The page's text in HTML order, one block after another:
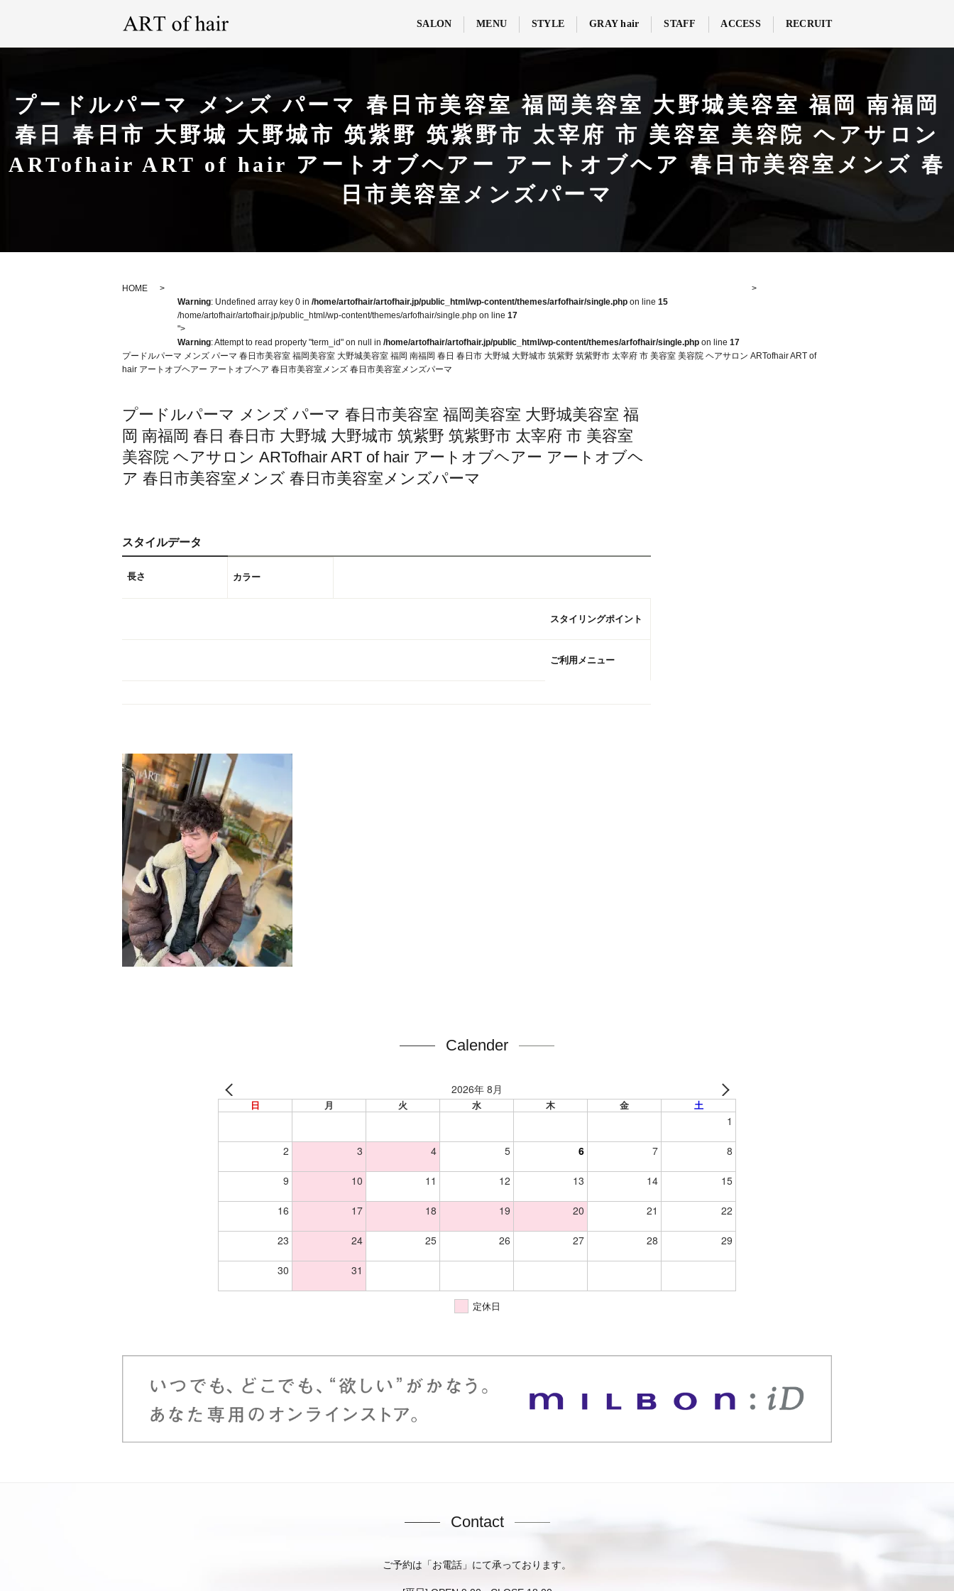
SALON MENU STYLE GRAY hair STAFF ACCESS RECRUIT
プードルパーマ メンズ パーマ 春日市美容室 福岡美容室 大野城美容室 福岡 南福岡
春日 春日市 大野城 大野城市 筑紫野 筑紫野市 太宰府 市 美容室 美容院 ヘアサロン
ARTofhair ART of hair アートオブヘアー アートオブヘア 春日市美容室メンズ 春
日市美容室メンズパーマ
HOME
Warning: Undefined array key 0 in /home/artofhair/artofhair.jp/public_html/wp-content/themes/arfofhair/single.php on line 15
/home/artofhair/artofhair.jp/public_html/wp-content/themes/arfofhair/single.php on line 17
">
Warning: Attempt to read property "term_id" on null in /home/artofhair/artofhair.jp/public_html/wp-content/themes/arfofhair/single.php on line 17
プードルパーマ メンズ パーマ 春日市美容室 福岡美容室 大野城美容室 福岡 南福岡 春日 春日市 大野城 大野城市 筑紫野 筑紫野市 太宰府 市 美容室 美容院 ヘアサロン ARTofhair ART of
hair アートオブヘアー アートオブヘア 春日市美容室メンズ 春日市美容室メンズパーマ
プードルパーマ メンズ パーマ 春日市美容室 福岡美容室 大野城美容室 福
岡 南福岡 春日 春日市 大野城 大野城市 筑紫野 筑紫野市 太宰府 市 美容室
美容院 ヘアサロン ARTofhair ART of hair アートオブヘアー アートオブヘ
ア 春日市美容室メンズ 春日市美容室メンズパーマ
スタイルデータ
長さ カラー
スタイリングポイント
ご利用メニュー
Calender
2026年 8月
日 月 火 水 木 金 土
1
2 3 4 5 6 7 8
9 10 11 12 13 14 15
16 17 18 19 20 21 22
23 24 25 26 27 28 29
30 31
定休日
Contact
ご予約は「お電話」にて承っております。